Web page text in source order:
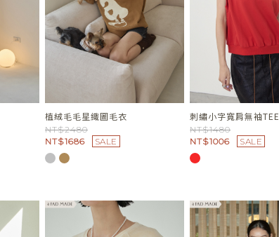
植絨毛毛星織圖毛衣
NT$2480
NT$1686
SALE
刺繡小字寬肩無袖TEE
NT$1480
NT$1006
SALE